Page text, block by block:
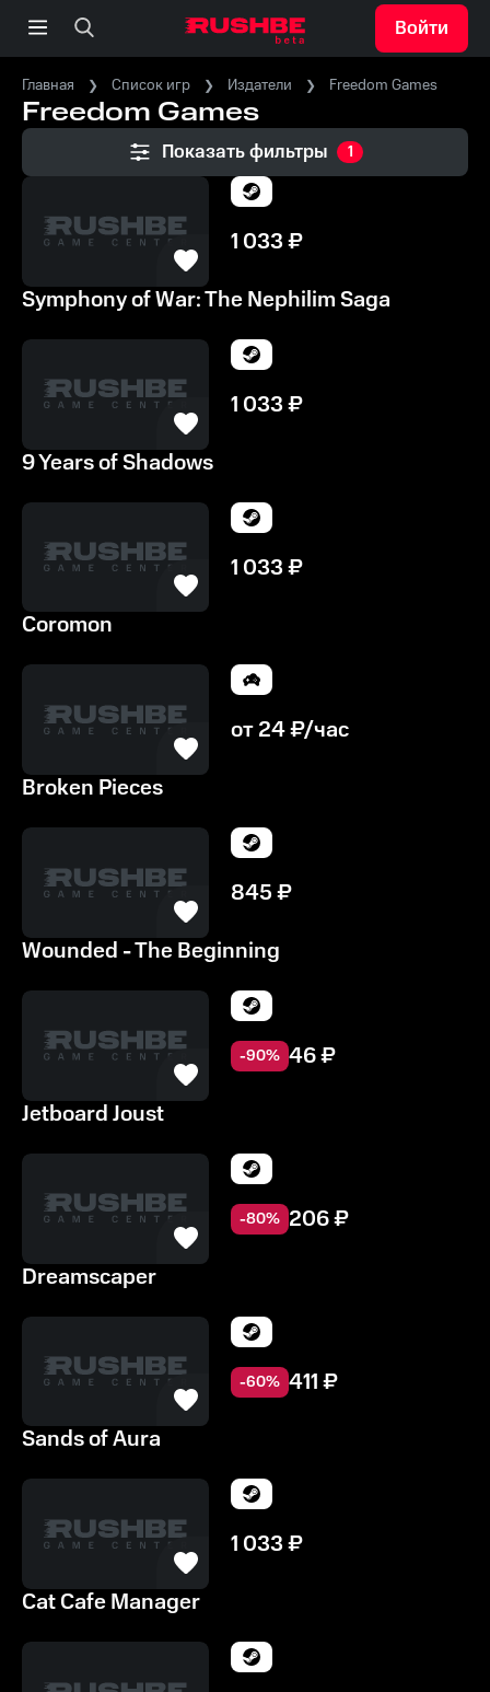
Войти
Главная Список игр Издатели Freedom Games
Freedom Games
Показать фильтры 1
1 033₽
Symphony of War: The Nephilim Saga
1 033₽
9 Years of Shadows
1 033₽
Coromon
от24₽/час
Broken Pieces
845₽
Wounded - The Beginning
-90% 46₽
Jetboard Joust
-80% 206₽
Dreamscaper
-60% 411₽
Sands of Aura
1 033₽
Cat Cafe Manager